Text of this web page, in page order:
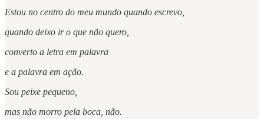
Estou no centro do meu mundo quando escrevo,
quando deixo ir o que não quero,
converto a letra em palavra
e a palavra em ação.
Sou peixe pequeno,
mas não morro pela boca, não.